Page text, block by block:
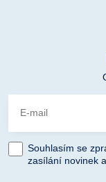
Souhlasím se
zasílání novinek